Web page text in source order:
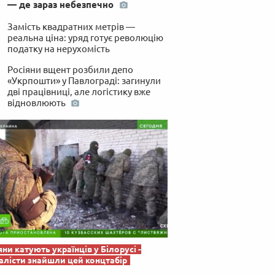
— де зараз небезпечно
Замість квадратних метрів —
реальна ціна: уряд готує революцію
податку на нерухомість
Росіяни вщент розбили депо
«Укрпошти» у Павлограді: загинули
дві працівниці, але логістику вже
відновлюють
катують українців у Білорусі -
знайшли цей концтабір